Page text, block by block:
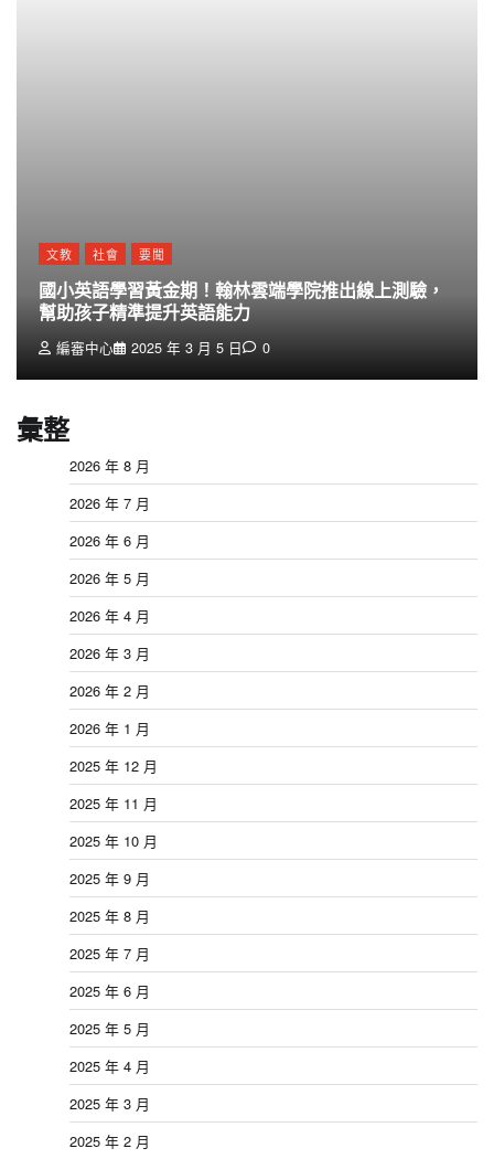
文教 社會 要聞
國小英語學習黃金期！翰林雲端學院推出線上測驗，
幫助孩子精準提升英語能力
編審中心 2025 年 3 月 5 日 0
彙整
2026 年 8 月
2026 年 7 月
2026 年 6 月
2026 年 5 月
2026 年 4 月
2026 年 3 月
2026 年 2 月
2026 年 1 月
2025 年 12 月
2025 年 11 月
2025 年 10 月
2025 年 9 月
2025 年 8 月
2025 年 7 月
2025 年 6 月
2025 年 5 月
2025 年 4 月
2025 年 3 月
2025 年 2 月